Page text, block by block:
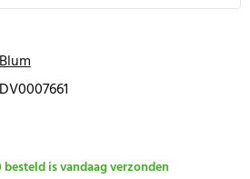
DV0007661
is vandaag verzonden